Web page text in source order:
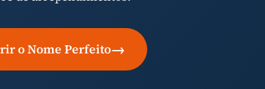
o Nome Perfeito→